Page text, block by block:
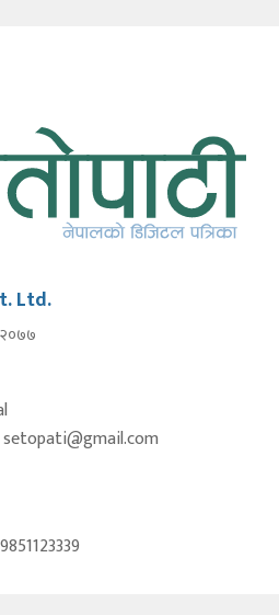
Ltd.
२०७७
setopati@gmail.com